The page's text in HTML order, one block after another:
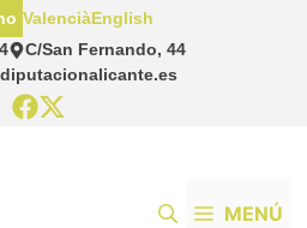
C/San Fernando, 44
ValenciàEnglish
MENÚ